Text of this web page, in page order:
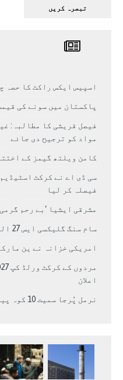
اسپیس ایکس راکٹ کا حصہ
پاکستان میں سونے کی قیمت میں 11,300 روپے
فیصل قریشی کا مطالبہ:
مواد کو ترجیح دی جائے
کامن ویلتھ گیمز کے
سی ڈی اے نے کرکٹ
فیصلہ کر لیا
مشرقی ایشیا ‘بے رحم
سام سنگ گلیکسی ایس 27 الٹرا سے ایک کیمرا ہٹا دے گا.
امریکی خزانہ نے ین
اعلان
نرمل پُرجا سمیت 10 کوہ پیما براڈ پیک پر لاپتہ